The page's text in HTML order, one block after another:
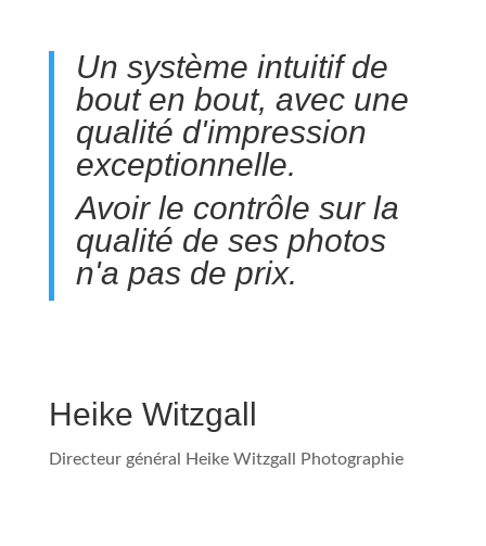
Un système intuitif de
bout en bout, avec une
qualité d'impression
exceptionnelle.
Avoir le contrôle sur la
qualité de ses photos
n'a pas de prix.
Heike Witzgall
Directeur général Heike Witzgall Photographie